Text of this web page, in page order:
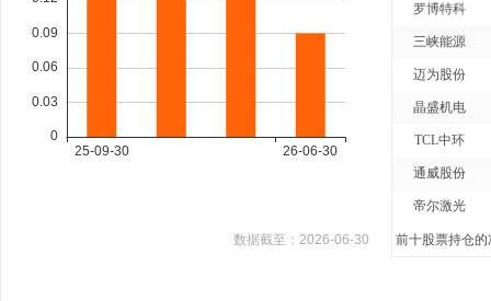
数据截至： 2026-06-30
罗博特科
三峡能源
迈为股份
晶盛机电
TCL中环
通威股份
帝尔激光
前十股票持仓的